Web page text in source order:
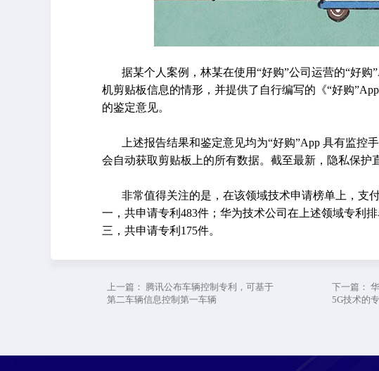
据某个人案例，林某在使用“好购”公司运营的“好
机剪贴板信息的情形，并提供了自行编写的《“好购
的鉴定意见。
上述报告结果和鉴定意见均为“好购”App 具有监
会自动获取剪贴板上的所有数据。截至最新，隐私保护
非常值得关注的是，在该领域技术申请榜单上，支
一，共申请专利483件；华为技术公司在上述领域专利
三，共申请专利175件。
上一篇： 腾讯公布车辆控制专利，可基于
第二车辆信息控制第一车辆
下一篇：
5G技术的